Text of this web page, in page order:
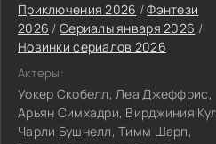
Приключения 2026 /Фэнтези
2026 / Сериалы января 2026 /
Новинки сериалов 2026
Актеры:
Уокер Скобелл, Леа Джеффрис,
Арьян Симхадри, Вирджиния
Чарли Бушнелл, Тимм Шарп,